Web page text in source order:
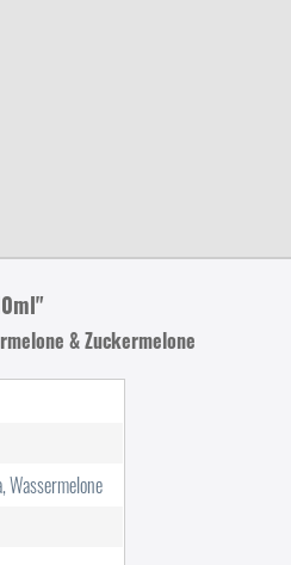
& Zuckermelone
Wassermelone